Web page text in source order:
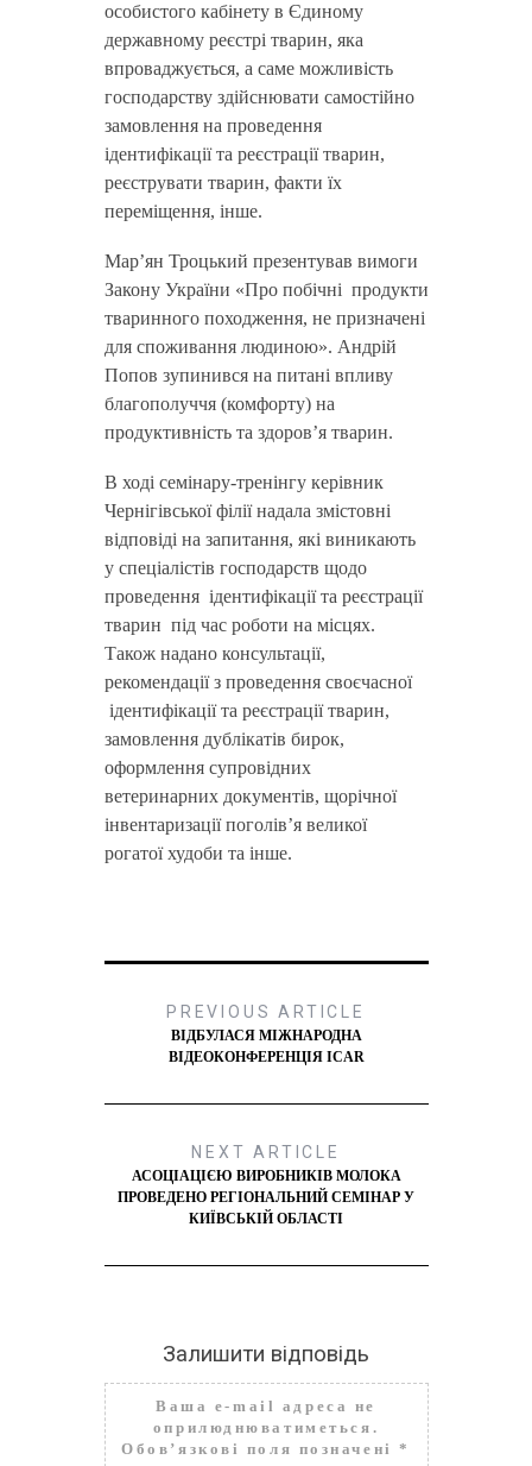
особистого кабінету в Єдиному
державному реєстрі тварин, яка
впроваджується, а саме можливість
господарству здійснювати самостійно
замовлення на проведення
ідентифікації та реєстрації тварин,
реєструвати тварин, факти їх
переміщення, інше.
Мар’ян Троцький презентував вимоги
Закону України «Про побічні продукти
тваринного походження, не призначені
для споживання людиною». Андрій
Попов зупинився на питані впливу
благополуччя (комфорту) на
продуктивність та здоров’я тварин.
В ході семінару-тренінгу керівник
Чернігівської філії надала змістовні
відповіді на запитання, які виникають
у спеціалістів господарств щодо
проведення ідентифікації та реєстрації
тварин під час роботи на місцях.
Також надано консультації,
рекомендації з проведення своєчасної
ідентифікації та реєстрації тварин,
замовлення дублікатів бирок,
оформлення супровідних
ветеринарних документів, щорічної
інвентаризації поголів’я великої
рогатої худоби та інше.
PREVIOUS ARTICLE
ВІДБУЛАСЯ МІЖНАРОДНА
ВІДЕОКОНФЕРЕНЦІЯ ICAR
NEXT ARTICLE
АСОЦІАЦІЄЮ ВИРОБНИКІВ МОЛОКА
ПРОВЕДЕНО РЕГІОНАЛЬНИЙ СЕМІНАР У
КИЇВСЬКІЙ ОБЛАСТІ
Залишити відповідь
Ваша e-mail адреса не
оприлюднюватиметься.
Обов’язкові поля позначені*